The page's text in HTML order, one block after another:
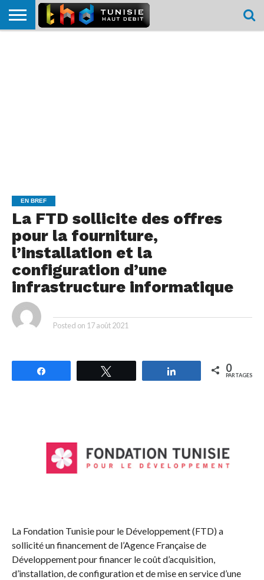
EN BREF
La FTD sollicite des offres
pour la fourniture,
l’installation et la
configuration d’une
infrastructure informatique
Posted on 17 août 2021
Partagez 0
PARTAGES
La Fondation Tunisie pour le Développement (FTD) a
sollicité un financement de l’Agence Française de
Développement pour financer le coût d’acquisition,
d’installation, de configuration et de mise en service d’une